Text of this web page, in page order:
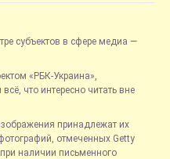
субъектов в сфере медиа —
«РБК-Украина»,
что интересно читать вне
принадлежат их
отмеченных Getty
наличии письменного